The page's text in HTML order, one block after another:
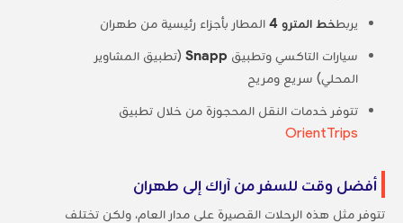
يربطخط المترو 4
المطار بأجزاء رئيسية من طهران
سيارات التاكسي وتطبيق Snapp(تطبيق المشاوير
المحلي) سريع ومريح
تتوفر خدمات النقل المحجوزة من خلال تطبيق
OrientTrips
أفضل وقت للسفر من آراك إلى طهران
تتوفر مثل هذه الرحلات القصيرة على مدار العام، ولكن تختلف